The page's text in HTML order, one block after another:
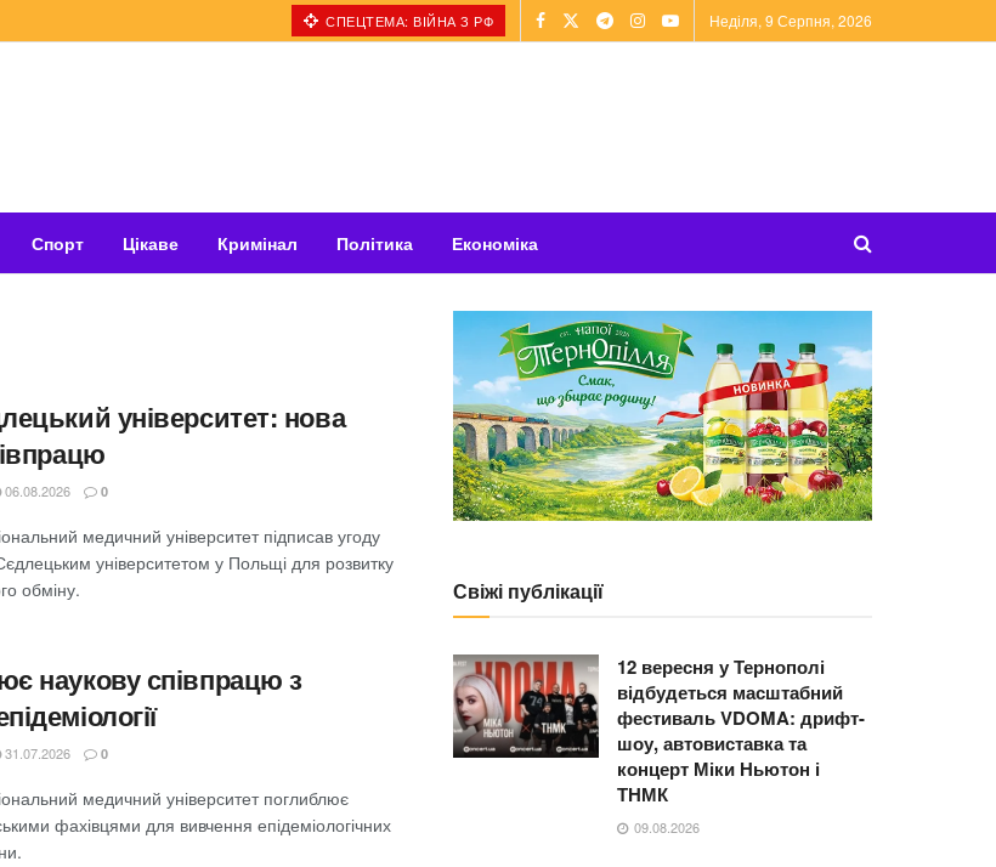
СПЕЦТЕМА: ВІЙНА З РФ Неділя, 9 Серпня, 2026
Спорт Цікаве Кримінал Політика Економіка
університет: нова
06.08.2026 0
медичний університет підписав угоду
університетом у Польщі для розвитку
обміну.
наукову співпрацю з
31.07.2026 0
медичний університет поглиблює
фахівцями для вивчення епідеміологічних
Свіжі публікації
12 вересня у Тернополі
відбудеться масштабний
фестиваль VDOMA: дрифт-
шоу, автовиставка та
концерт Міки Ньютон і
ТНМК
09.08.2026